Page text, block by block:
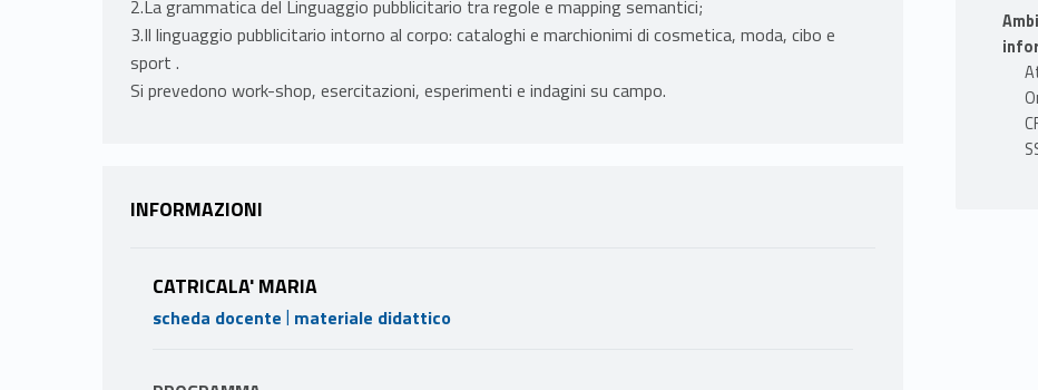
2.La grammatica del Linguaggio pubblicitario tra regole e mapping semantici;
3.Il linguaggio pubblicitario intorno al corpo: cataloghi e marchionimi di cosmetica, moda, cibo e
sport .
Si prevedono work-shop, esercitazioni, esperimenti e indagini su campo.
INFORMAZIONI
CATRICALA' MARIA
scheda docente | materiale didattico